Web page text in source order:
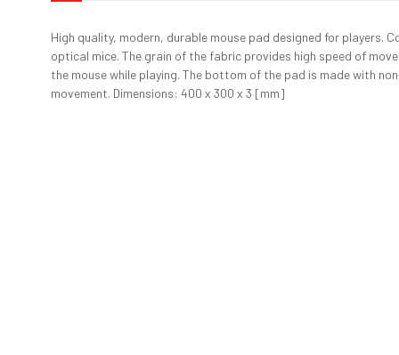
High quality, modern, durable mouse pad designed for players.
optical mice. The grain of the fabric provides high speed of
the mouse while playing. The bottom of the pad is made with
movement. Dimensions: 400 x 300 x 3 [mm]